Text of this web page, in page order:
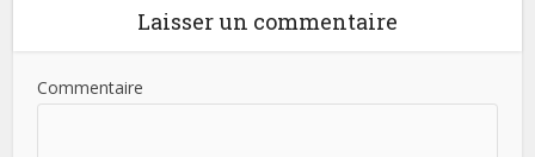
Laisser un commentaire
Commentaire